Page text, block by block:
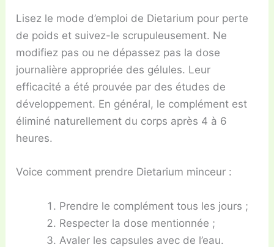
Lisez le mode d’emploi de Dietarium pour perte
de poids et suivez-le scrupuleusement. Ne
modifiez pas ou ne dépassez pas la dose
journalière appropriée des gélules. Leur
efficacité a été prouvée par des études de
développement. En général, le complément est
éliminé naturellement du corps après 4 à 6
heures.
Voice comment prendre Dietarium minceur :
Prendre le complément tous les jours ;
Respecter la dose mentionnée ;
Avaler les capsules avec de l’eau.